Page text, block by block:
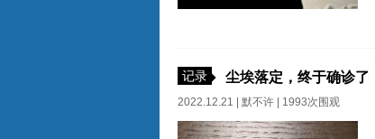
记录 尘埃落定，终于确诊了
2022.12.21 | 默不许 | 1993次围观